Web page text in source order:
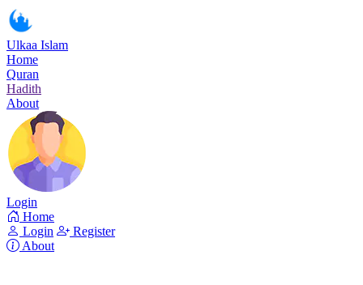
Ulkaa Islam
Home
Quran
Hadith
About
Login
Home
Login
Register
About